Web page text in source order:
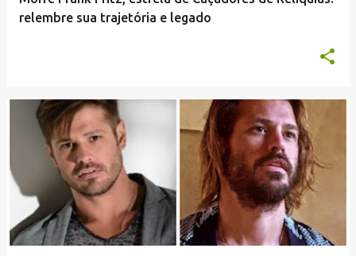
relembre sua trajetória e legado